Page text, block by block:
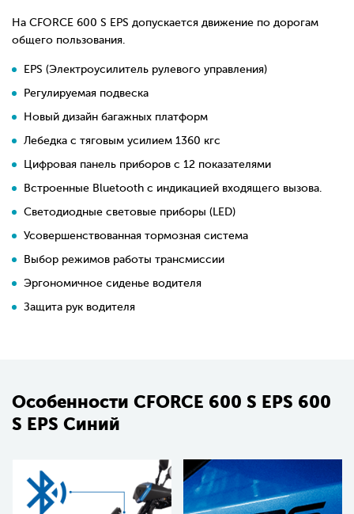
На CFORCE 600 S EPS допускается движение по дорогам
общего пользования.
EPS (Электроусилитель рулевого управления)
Регулируемая подвеска
Новый дизайн багажных платформ
Лебедка с тяговым усилием 1360 кгс
Цифровая панель приборов с 12 показателями
Встроенные Bluetooth с индикацией входящего вызова.
Светодиодные световые приборы (LED)
Усовершенствованная тормозная система
Выбор режимов работы трансмиссии
Эргономичное сиденье водителя
Защита рук водителя
Особенности СFORCE 600 S EPS 600
S EPS Синий